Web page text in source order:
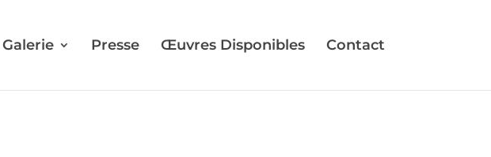
Galerie Presse Œuvres Disponibles Contact